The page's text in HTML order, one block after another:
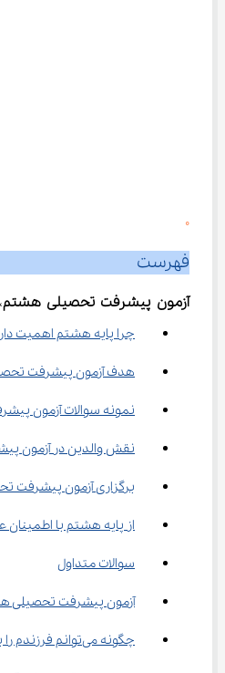
0
فهرست
چرا پایه هشتم اهمیت
هدف آزمون پیشرفت
نمونه سوالات آزمون
نقش والدین در آزمون
برگزاری آزمون پیشرفت
از پایه هشتم با اطمینان
سوالات متداول
آزمون پیشرفت تحصیلی
چگونه می‌توانم فرزندم را برای این آزمون آماده کنم؟
آزمون پیشرفت تحصیلی هشتم